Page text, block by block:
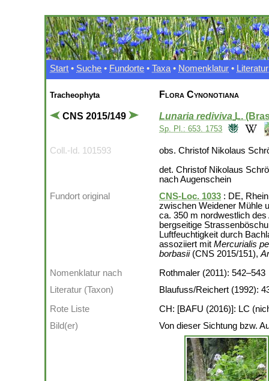
Start • Suche • Fundorte • Taxa • Nomenklatur • Literatur
Tracheophyta
CNS 2015/149
Flora Cynonotiana
Lunaria rediviva L.
Sp. Pl.: 653. 1753
Coll.-Id. 101593
obs. Christof Nikolaus
det. Christof Nikolaus
nach Augenschein
Fundort original
CNS-Loc. 1033 : DE,
zwischen Weidener Mühle
ca. 350 m nordwestlich
bergseitige
Luftfeuchtigkeit durch
assoziiert mit Mercurialis
borbasii(CNS 2015/151),
Nomenklatur nach
Rothmaler (2011): 542–543
Literatur (Taxon)
Blaufuss/Reichert (1992):
Rote Liste
CH: [BAFU (2016)]: LC
Bild(er)
Von dieser Sichtung bzw.